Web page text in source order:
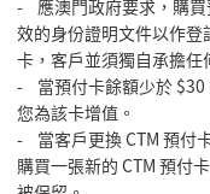
- 應澳門政府要求，購買
效的身份證明文件以作
卡，客戶並須獨自承擔任
- 當預付卡餘額少於 $30
您為該卡增值。
- 當客戶更換 CTM 預付
購買一張新的 CTM 預付